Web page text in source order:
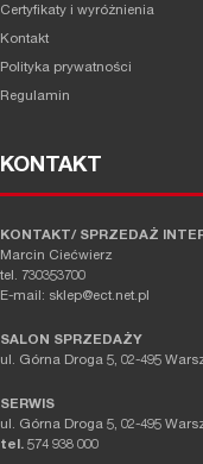
Certyfikaty i wyróżnienia
Kontakt
Polityka prywatności
Regulamin
KONTAKT
KONTAKT/ SPRZEDAŻ
Marcin Ciećwierz
tel. 730353700
E-mail: sklep@ect.net.pl
SALON SPRZEDAŻY
ul. Górna Droga 5, 02-495
SERWIS
ul. Górna Droga 5, 02-495
tel. 574 938 000